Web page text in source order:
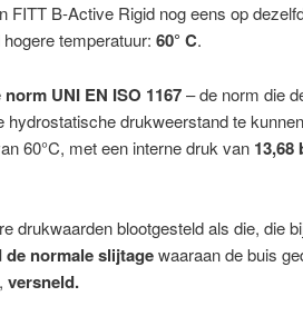
FITT B-Active Rigid nog eens op
temperatuur: 60° C.
norm UNI EN ISO 1167– de norm die
drukweerstand te
60°C, met een interne druk van 13,68
drukwaarden blootgesteld als die, die
de normale slijtagewaaraan de buis
versneld.